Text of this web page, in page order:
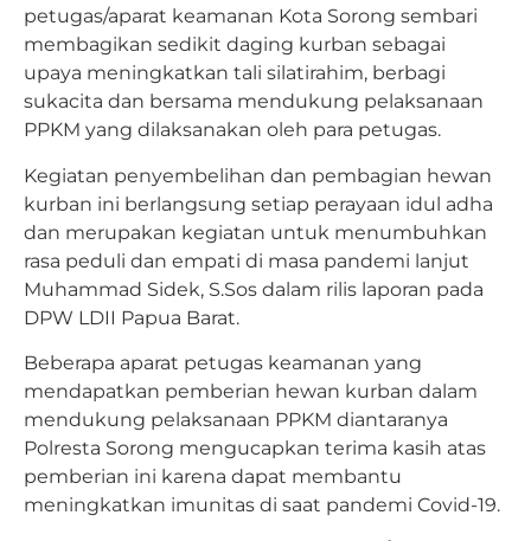
petugas/aparat keamanan Kota Sorong sembari
membagikan sedikit daging kurban sebagai
upaya meningkatkan tali silatirahim, berbagi
sukacita dan bersama mendukung pelaksanaan
PPKM yang dilaksanakan oleh para petugas.
Kegiatan penyembelihan dan pembagian hewan
kurban ini berlangsung setiap perayaan idul adha
dan merupakan kegiatan untuk menumbuhkan
rasa peduli dan empati di masa pandemi lanjut
Muhammad Sidek, S.Sos dalam rilis laporan pada
DPW LDII Papua Barat.
Beberapa aparat petugas keamanan yang
mendapatkan pemberian hewan kurban dalam
mendukung pelaksanaan PPKM diantaranya
Polresta Sorong mengucapkan terima kasih atas
pemberian ini karena dapat membantu
meningkatkan imunitas di saat pandemi Covid-19.